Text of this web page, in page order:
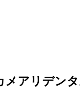
メアリデン